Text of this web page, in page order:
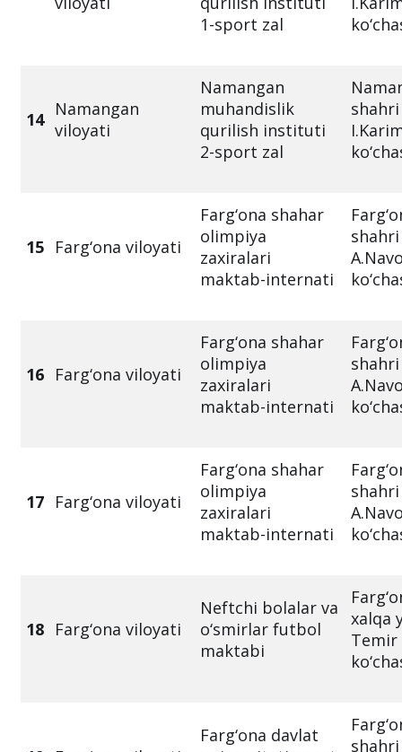
1-sport zal
14 Namangan
viloyati
Namangan
muhandislik
qurilish instituti
2-sport zal
shahri
15 Farg‘ona viloyati
Farg‘ona shahar
olimpiya
zaxiralari
maktab-internati
shahri
16 Farg‘ona viloyati
Farg‘ona shahar
olimpiya
zaxiralari
maktab-internati
shahri
17 Farg‘ona viloyati
Farg‘ona shahar
olimpiya
zaxiralari
maktab-internati
shahri
18 Farg‘ona viloyati
Neftchi bolalar va
o‘smirlar futbol
maktabi
xalqa
Temir
Farg‘ona davlat
shahri